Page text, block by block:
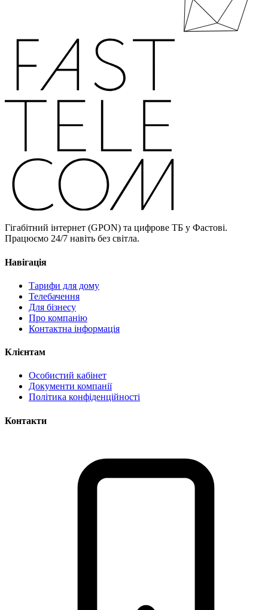
Гігабітний інтернет (GPON) та цифрове ТБ у Фастові.
Працюємо 24/7 навіть без світла.
Навігація
Тарифи для дому
Телебачення
Для бізнесу
Про компанію
Контактна інформація
Клієнтам
Особистий кабінет
Документи компанії
Політика конфіденційності
Контакти